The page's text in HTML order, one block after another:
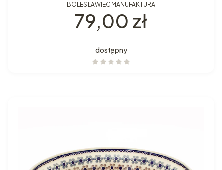
BOLESŁAWIEC MANUFAKTURA
Cena
79,00 zł
dostępny